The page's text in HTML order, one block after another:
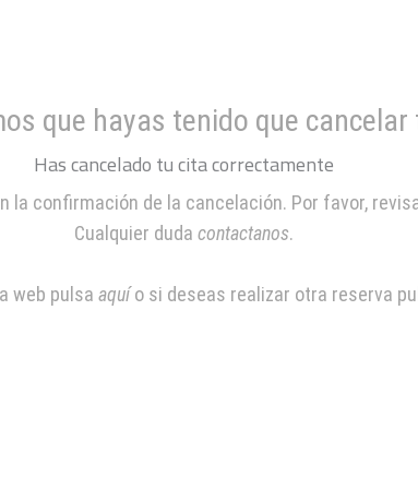
que hayas tenido que
Has cancelado tu cita correctamente
la confirmación de la cancelación. Por favor,
Cualquier duda contactanos.
web pulsa aquí o si deseas realizar otra reserva